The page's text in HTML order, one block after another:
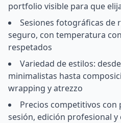
portfolio visible para que
Sesiones fotográficas de
seguro, con temperatura
respetados
Variedad de estilos:
minimalistas hasta
wrapping y atrezzo
Precios competitivos con
sesión, edición profesional